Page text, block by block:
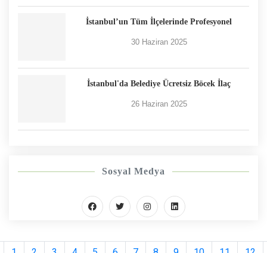
İstanbul’un Tüm İlçelerinde Profesyonel
30 Haziran 2025
İstanbul'da Belediye Ücretsiz Böcek İlaç
26 Haziran 2025
Sosyal Medya